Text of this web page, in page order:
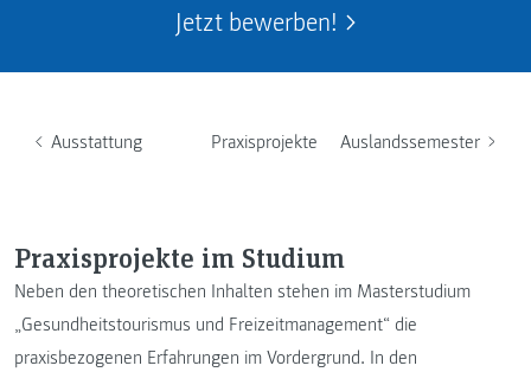
Jetzt bewerben!
Ausstattung Praxisprojekte Auslandssemester
Praxisprojekte im Studium
Neben den theoretischen Inhalten stehen im Masterstudium
„Gesundheitstourismus und Freizeitmanagement“ die
praxisbezogenen Erfahrungen im Vordergrund. In den